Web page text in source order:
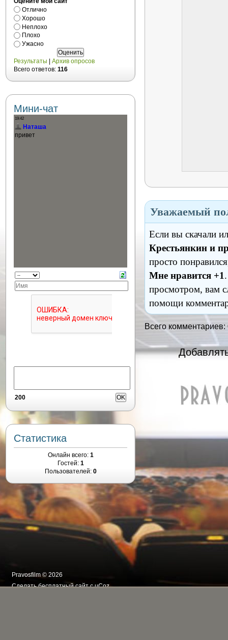
Уважаемый
Если вы скачали
Крестьянкин и
просто
Мне нравится +1
просмотром, вам
помощи
Всего комментариев:
Отлично
Хорошо
Неплохо
Плохо
Ужасно
Результаты
Архив опросов
Всего ответов: 116
Мини-чат
200
Статистика
Онлайн всего: 1
Гостей: 1
Пользователей: 0
Pravosfilm © 2026
Сделатьбесплатный сайтсuCoz